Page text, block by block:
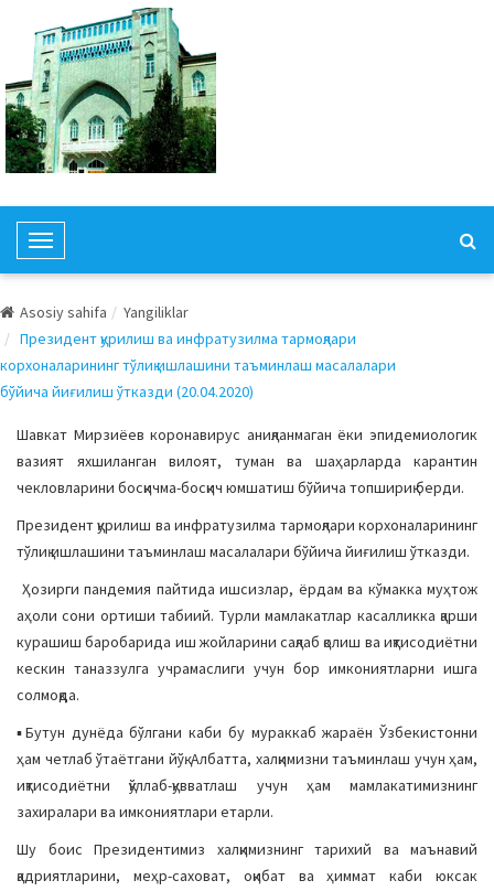
T
o
g
l
e
N
a
v
i
a
t
i
o
n
Asosiy sahifa
Yangiliklar
Президент қурилиш ва инфратузилма тармоқлари
корхоналарининг тўлиқ ишлашини таъминлаш масалалари
бўйича йиғилиш ўтказди (20.04.2020)
Шавкат Мирзиёев коронавирус аниқланмаган ёки эпидемиологик
вазият яхшиланган вилоят, туман ва шаҳарларда карантин
чекловларини босқичма-босқич юмшатиш бўйича топшириқ берди.
Президент қурилиш ва инфратузилма тармоқлари корхоналарининг
тўлиқ ишлашини таъминлаш масалалари бўйича йиғилиш ўтказди.
Ҳозирги пандемия пайтида ишсизлар, ёрдам ва кўмакка муҳтож
аҳоли сони ортиши табиий. Турли мамлакатлар касалликка қарши
курашиш баробарида иш жойларини сақлаб қолиш ва иқтисодиётни
кескин таназзулга учрамаслиги учун бор имкониятларни ишга
солмоқда.
▪️Бутун дунёда бўлгани каби бу мураккаб жараён Ўзбекистонни
ҳам четлаб ўтаётгани йўқ. Албатта, халқимизни таъминлаш учун ҳам,
иқтисодиётни қўллаб-қувватлаш учун ҳам мамлакатимизнинг
захиралари ва имкониятлари етарли.
Шу боис Президентимиз халқимизнинг тарихий ва маънавий
қадриятларини, меҳр-саховат, оқибат ва ҳиммат каби юксак